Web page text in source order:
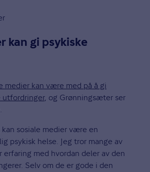
kan gi psykiske
medier kan være med på å gi
utfordringer, og Grønningsæter ser
sosiale medier være en
psykisk helse. Jeg tror mange av
erfaring med hvordan deler av den
Selv om de er gode i den